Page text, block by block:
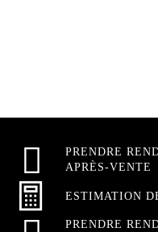
PRENDRE
APRÈS-VENTE
ESTIMATION
PRENDRE